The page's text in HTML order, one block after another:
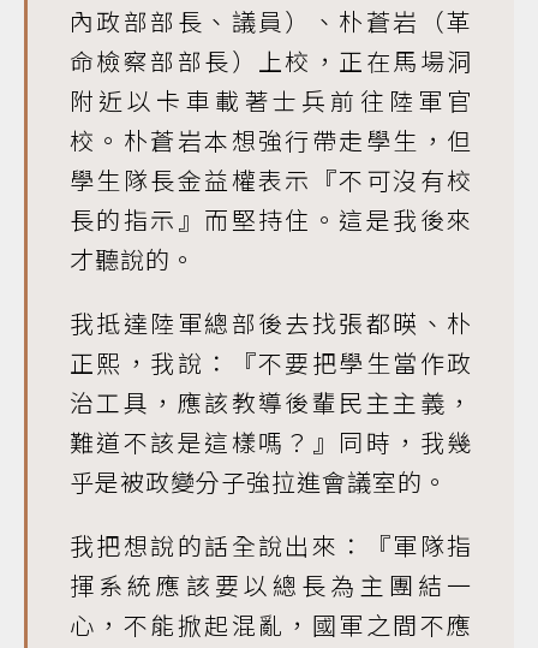
內政部部長、議員）、朴蒼岩（革
命檢察部部長）上校，正在馬場洞
附近以卡車載著士兵前往陸軍官
校。朴蒼岩本想強行帶走學生，但
學生隊長金益權表示『不可沒有校
長的指示』而堅持住。這是我後來
才聽說的。
我抵達陸軍總部後去找張都暎、朴
正熙，我說：『不要把學生當作政
治工具，應該教導後輩民主主義，
難道不該是這樣嗎？』同時，我幾
乎是被政變分子強拉進會議室的。
我把想說的話全說出來：『軍隊指
揮系統應該要以總長為主團結一
心，不能掀起混亂，國軍之間不應